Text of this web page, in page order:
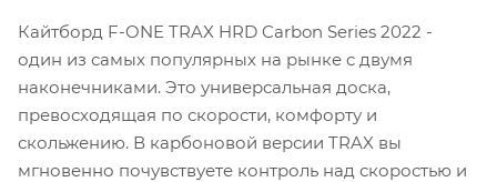
Кайтборд F-ONE TRAX HRD Carbon Series 2022 -
один из самых популярных на рынке с двумя
наконечниками. Это универсальная доска,
превосходящая по скорости, комфорту и
скольжению. В карбоновой версии TRAX вы
мгновенно почувствуете контроль над скоростью и